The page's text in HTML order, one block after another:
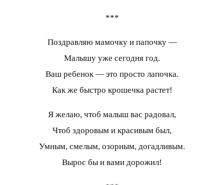
***
Поздравляю мамочку и папочку —
Малышу уже сегодня год.
Ваш ребенок — это просто лапочка.
Как же быстро крошечка растет!
Я желаю, чтоб малыш вас радовал,
Чтоб здоровым и красивым был,
Умным, смелым, озорным, догадливым.
Вырос бы и вами дорожил!